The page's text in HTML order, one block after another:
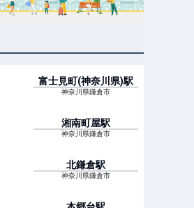
富士見町(神奈川県)駅
神奈川県鎌倉市
湘南町屋駅
神奈川県鎌倉市
北鎌倉駅
神奈川県鎌倉市